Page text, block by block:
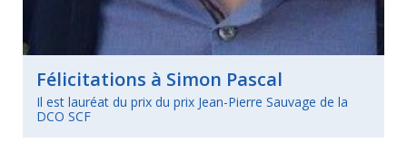
Félicitations à Simon Pascal
Il est lauréat du prix du prix Jean-Pierre Sauvage de la
DCO SCF